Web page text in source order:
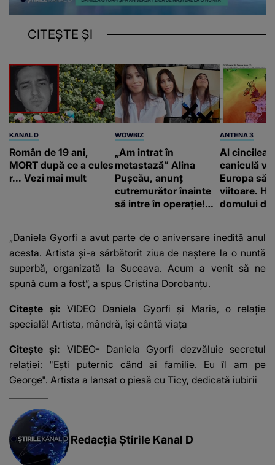
CITEȘTE ȘI
KANAL D
Român de 19 ani,
MORT după ce a cules
r... Vezi mai mult
WOWBIZ
„Am intrat în
metastază” Alina
Pușcău, anunț
cutremurător înainte
să intre în operație!
fanilor
ANTENA 3
Al cincilea
caniculă
Europa
viitoare.
domului de
„Daniela Gyorfi a avut parte de o aniversare inedită anul
acesta. Artista și-a sărbătorit ziua de naștere la o nuntă
superbă, organizată la Suceava. Acum a venit să ne
spună cum a fost”, a spus Cristina Dorobanțu.
Citește și:VIDEO Daniela Gyorfi și Maria, o relație
specială! Artista, mândră, își cântă viața
Citește și: VIDEO- Daniela Gyorfi dezvăluie secretul
relației: "Ești puternic când ai familie. Eu îl am pe
George". Artista a lansat o piesă cu Ticy, dedicată iubirii
Redacția Știrile Kanal D